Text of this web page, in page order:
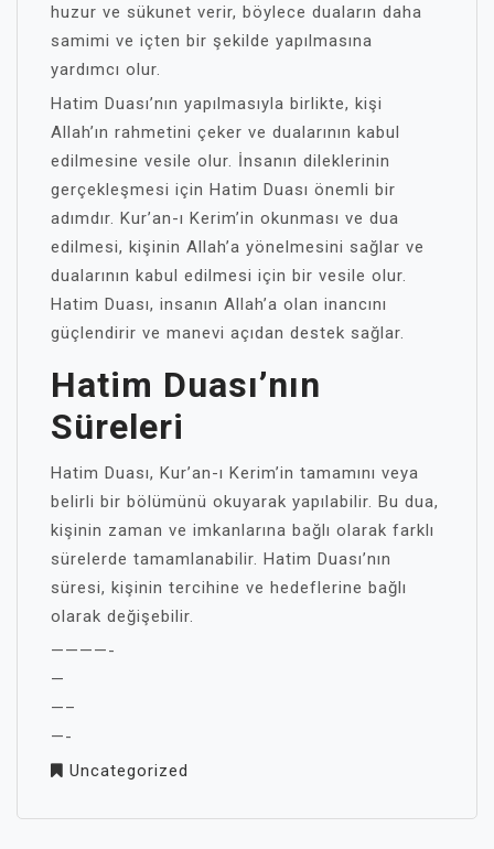
huzur ve sükunet verir, böylece duaların daha
samimi ve içten bir şekilde yapılmasına
yardımcı olur.
Hatim Duası’nın yapılmasıyla birlikte, kişi
Allah’ın rahmetini çeker ve dualarının kabul
edilmesine vesile olur. İnsanın dileklerinin
gerçekleşmesi için Hatim Duası önemli bir
adımdır. Kur’an-ı Kerim’in okunması ve dua
edilmesi, kişinin Allah’a yönelmesini sağlar ve
dualarının kabul edilmesi için bir vesile olur.
Hatim Duası, insanın Allah’a olan inancını
güçlendirir ve manevi açıdan destek sağlar.
Hatim Duası’nın
Süreleri
Hatim Duası, Kur’an-ı Kerim’in tamamını veya
belirli bir bölümünü okuyarak yapılabilir. Bu dua,
kişinin zaman ve imkanlarına bağlı olarak farklı
sürelerde tamamlanabilir. Hatim Duası’nın
süresi, kişinin tercihine ve hedeflerine bağlı
olarak değişebilir.
————-
—
—–
—-
Uncategorized